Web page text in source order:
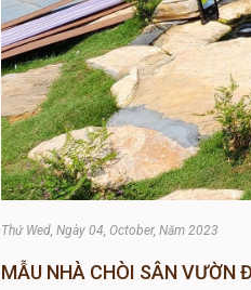
Thứ Wed, Ngày 04, October, Năm 2023
MẪU NHÀ CHÒI SÂN VƯỜN